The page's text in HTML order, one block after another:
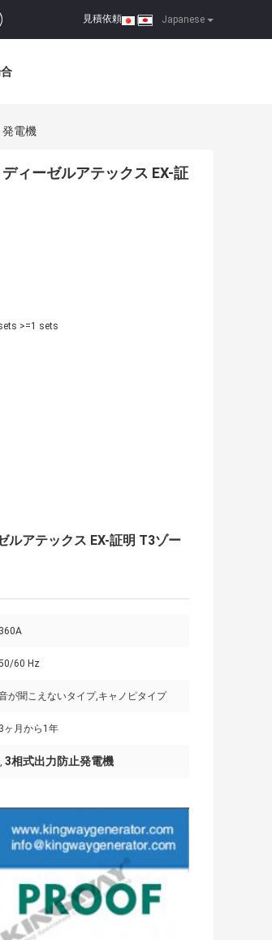
Japanese
見積依頼 |
発電機
ィーゼルアテックス EX-証
>=1 sets
ルアテックス EX-証明 T3ゾー
360A
60 Hz
が聞こえないタイプ,キャノピタイプ
3ヶ月から1年
, 3相式出力防止発電機